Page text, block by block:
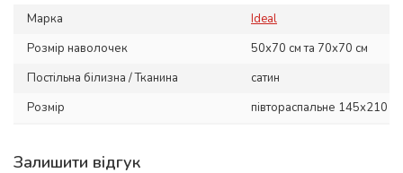
Марка
Ideal
Розмір наволочек
50x70 см та 70x70 см
Постільна білизна / Тканина
сатин
Розмір
півтораспальне 145х210 см
Залишити відгук